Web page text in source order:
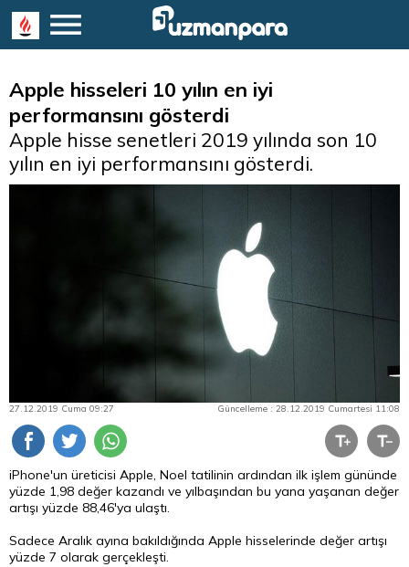
Apple hisseleri 10 yılın en iyi
performansını gösterdi
Apple hisse senetleri 2019 yılında son 10
yılın en iyi performansını gösterdi.
27.12.2019 Cuma 09:27 Güncelleme : 28.12.2019 Cumartesi 11:08
iPhone'un üreticisi Apple, Noel tatilinin ardından ilk işlem gününde
yüzde 1,98 değer kazandı ve yılbaşından bu yana yaşanan değer
artışı yüzde 88,46'ya ulaştı.
Sadece Aralık ayına bakıldığında Apple hisselerinde değer artışı
yüzde 7 olarak gerçekleşti.